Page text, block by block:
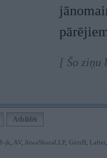
[ Šo ziņu
Atbildēt
jk AV AiwaShuraLLP, GirtzB Lafter